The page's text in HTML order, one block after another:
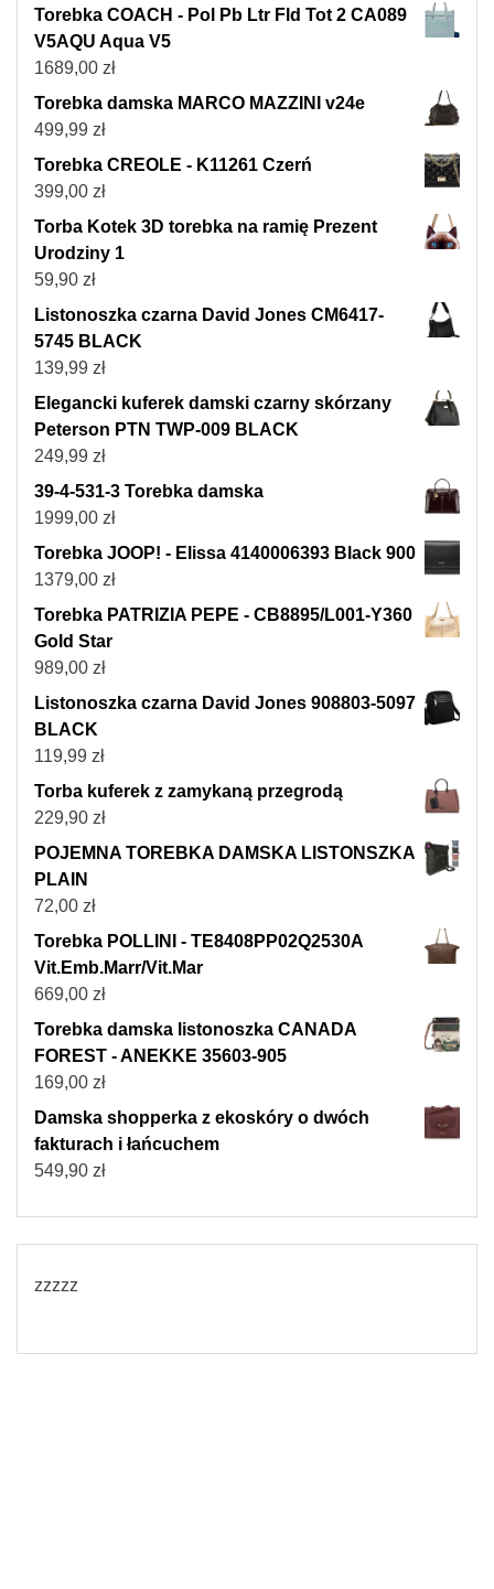
Torebka COACH - Pol Pb Ltr Fld Tot 2 CA089
V5AQU Aqua V5
1689,00 zł
Torebka damska MARCO MAZZINI v24e
499,99 zł
Torebka CREOLE - K11261 Czerń
399,00 zł
Torba Kotek 3D torebka na ramię Prezent
Urodziny 1
59,90 zł
Listonoszka czarna David Jones CM6417-
5745 BLACK
139,99 zł
Elegancki kuferek damski czarny skórzany
Peterson PTN TWP-009 BLACK
249,99 zł
39-4-531-3 Torebka damska
1999,00 zł
Torebka JOOP! - Elissa 4140006393 Black 900
1379,00 zł
Torebka PATRIZIA PEPE - CB8895/L001-Y360
Gold Star
989,00 zł
Listonoszka czarna David Jones 908803-5097
BLACK
119,99 zł
Torba kuferek z zamykaną przegrodą
229,90 zł
POJEMNA TOREBKA DAMSKA LISTONSZKA
PLAIN
72,00 zł
Torebka POLLINI - TE8408PP02Q2530A
Vit.Emb.Marr/Vit.Mar
669,00 zł
Torebka damska listonoszka CANADA
FOREST - ANEKKE 35603-905
169,00 zł
Damska shopperka z ekoskóry o dwóch
fakturach i łańcuchem
549,90 zł
zzzzz